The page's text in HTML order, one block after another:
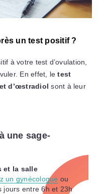
un test positif ?
à votre test d’ovulation,
En effet, le test
d’œstradiol sont à leur
une sage-
et la salle
un gynécologue ou
jours entre 6h et 23h